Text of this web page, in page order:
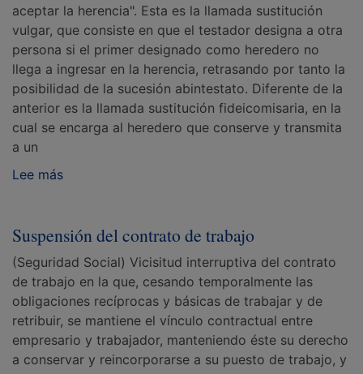
aceptar la herencia". Esta es la llamada sustitución
vulgar, que consiste en que el testador designa a otra
persona si el primer designado como heredero no
llega a ingresar en la herencia, retrasando por tanto la
posibilidad de la sucesión abintestato. Diferente de la
anterior es la llamada sustitución fideicomisaria, en la
cual se encarga al heredero que conserve y transmita
a un
Lee más
Suspensión del contrato de trabajo
(Seguridad Social) Vicisitud interruptiva del contrato
de trabajo en la que, cesando temporalmente las
obligaciones recíprocas y básicas de trabajar y de
retribuir, se mantiene el vínculo contractual entre
empresario y trabajador, manteniendo éste su derecho
a conservar y reincorporarse a su puesto de trabajo, y